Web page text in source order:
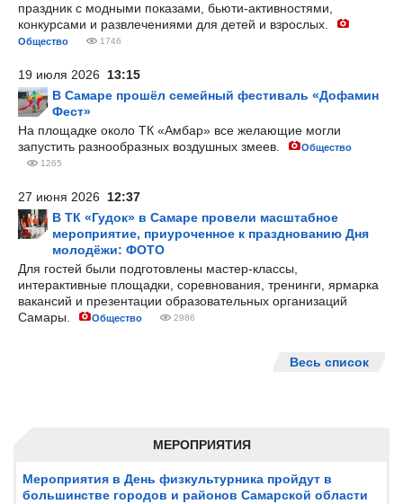
МЕРОПРИЯТИЯ
Мероприятия в День физкультурника пройдут в
большинстве городов и районов Самарской области
праздник с модными показами, бьюти-активностями,
конкурсами и развлечениями для детей и взрослых.
Общество 1746
19 июля 2026 13:15
В Самаре прошёл семейный фестиваль «Дофамин
Фест»
На площадке около ТК «Амбар» все желающие могли
запустить разнообразных воздушных змеев.
Общество
1265
27 июня 2026 12:37
В ТК «Гудок» в Самаре провели масштабное
мероприятие, приуроченное к празднованию Дня
молодёжи: ФОТО
Для гостей были подготовлены мастер-классы,
интерактивные площадки, соревнования, тренинги, ярмарка
вакансий и презентации образовательных организаций
Самары.
Общество 2986
Весь список